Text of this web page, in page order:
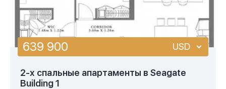
2-х спальные апартаменты в Seagate
Building 1
639 900 USD